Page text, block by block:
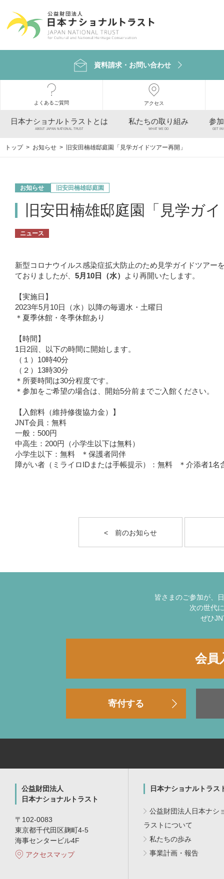
資料請求・お問い合わせ
よくあるご質問 アクセス
日本ナショナルトラストとは
ABOUT JAPAN NATIONAL TRUST
私たちの取り組み
WHAT WE DO
参
GET
トップ > お知らせ > 旧安田楠雄邸庭園「見学ガイドツアー再開」
お知らせ 旧安田楠雄邸庭園
旧安田楠雄邸庭園「見学ガ
ニュース
新型コロナウイルス感染症拡大防止のため見学ガイドツアー
ておりましたが、 5月10日（水） より再開いたします。
【実施日】
2023年5月10日（水）以降の毎週水・土曜日
＊夏季休館・冬季休館あり
【時間】
1日2回、以下の時間に開始します。
（１）10時40分
（２）13時30分
＊所要時間は30分程度です。
＊参加をご希望の場合は、開始5分前までご入館ください。
【入館料（維持修復協力金）】
JNT会員：無料
一般：500円
中高生：200円（小学生以下は無料）
小学生以下：無料 ＊保護者同伴
障がい者（ミライロIDまたは手帳提示）：無料 ＊介添者1名
< 前のお知らせ
皆さまのご参加が、
次の世代
ぜひ
会員
寄付する
公益財団法人
日本ナショナルトラスト
〒102-0083
東京都千代田区麹町4-5
海事センタービル4F
アクセスマップ
日本ナショナルトラス
公益財団法人日本ナシ
ラストについて
私たちの歩み
事業計画・報告